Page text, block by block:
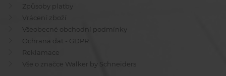
Způsoby platby
Vrácení zboží
Všeobecné obchodní podmínky
Ochrana dat - GDPR
Reklamace
Vše o značce Walker by Schneiders